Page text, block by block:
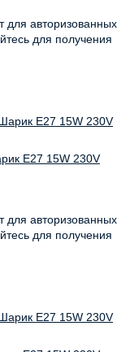
для авторизованных
для получения
E27 15W 230V
для авторизованных
для получения